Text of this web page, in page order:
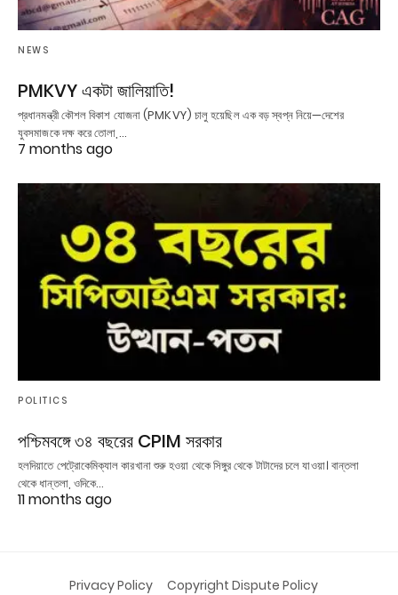
NEWS
PMKVY একটা জালিয়াতি!
প্রধানমন্ত্রী কৌশল বিকাশ যোজনা (PMKVY) চালু হয়েছিল এক বড় স্বপ্ন নিয়ে—দেশের
যুবসমাজকে দক্ষ করে তোলা,…
7 months ago
POLITICS
পশ্চিমবঙ্গে ৩৪ বছরের CPIM সরকার
হলদিয়াতে পেট্রোকেমিক্যাল কারখানা শুরু হওয়া থেকে সিঙ্গুর থেকে টাটাদের চলে যাওয়া। বান্তলা
থেকে ধান্তলা, ওদিকে…
11 months ago
Privacy Policy Copyright Dispute Policy